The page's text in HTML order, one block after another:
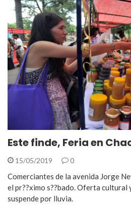
Este finde, Feria en
15/05/2019 0
Comerciantes de la avenida Jorge
el pr??ximo s??bado. Oferta cultural
suspende por lluvia.